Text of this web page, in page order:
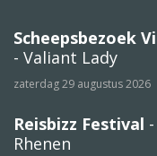
Scheepsbezoek
- Valiant Lady
zaterdag 29 augustus 2026
Reisbizz Festival
Rhenen